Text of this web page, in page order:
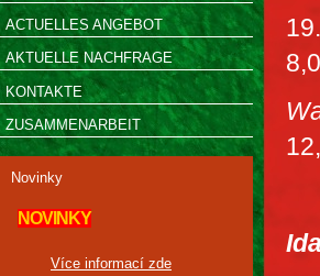
ACTUELLES ANGEBOT
AKTUELLE NACHFRAGE
KONTAKTE
ZUSAMMENARBEIT
Novinky
NOVINKY
Více informací zde